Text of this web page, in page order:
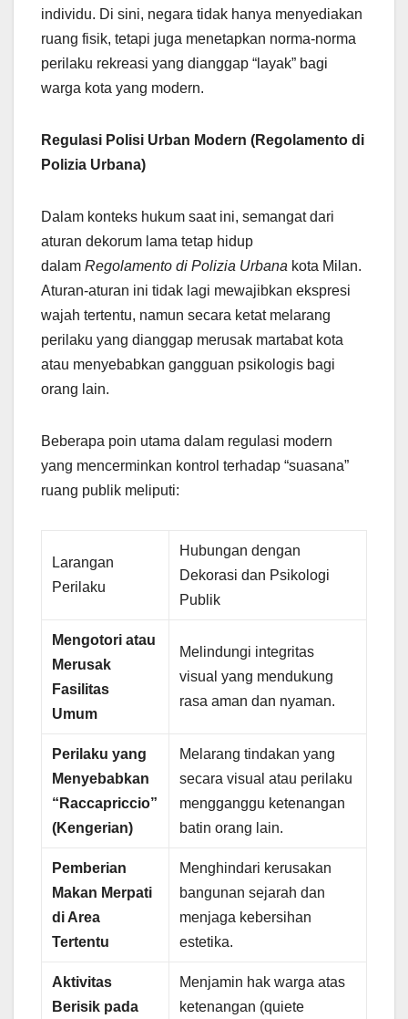
individu. Di sini, negara tidak hanya menyediakan
ruang fisik, tetapi juga menetapkan norma-norma
perilaku rekreasi yang dianggap “layak” bagi
warga kota yang modern.
Regulasi Polisi Urban Modern (Regolamento di
Polizia Urbana)
Dalam konteks hukum saat ini, semangat dari
aturan dekorum lama tetap hidup
dalam Regolamento di Polizia Urbana kota Milan.
Aturan-aturan ini tidak lagi mewajibkan ekspresi
wajah tertentu, namun secara ketat melarang
perilaku yang dianggap merusak martabat kota
atau menyebabkan gangguan psikologis bagi
orang lain.
Beberapa poin utama dalam regulasi modern
yang mencerminkan kontrol terhadap “suasana”
ruang publik meliputi:
Larangan
Perilaku
Hubungan dengan
Dekorasi dan Psikologi
Publik
Mengotori atau
Merusak
Fasilitas
Umum
Melindungi integritas
visual yang mendukung
rasa aman dan nyaman.
Perilaku yang
Menyebabkan
“Raccapriccio”
(Kengerian)
Melarang tindakan yang
secara visual atau perilaku
mengganggu ketenangan
batin orang lain.
Pemberian
Makan Merpati
di Area
Tertentu
Menghindari kerusakan
bangunan sejarah dan
menjaga kebersihan
estetika.
Aktivitas
Berisik pada
Menjamin hak warga atas
ketenangan (quiete